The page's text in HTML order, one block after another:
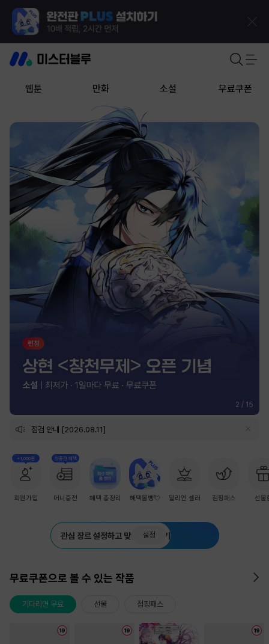
웹툰 만화 소설 무료쿠폰
2 / 15
점검 안내 [2026.08.11]
+1,000원
회원가입
첫충전 혜택
머니충전 혜택 총정리 혜택몰빵💘 밀리언 셀러 점핑패스 선물
관심 장르 설정하고 맞춤 추천 받기
설정
무료쿠폰으로 볼 수 있는 작품
기다리면 무료 선물 점핑패스